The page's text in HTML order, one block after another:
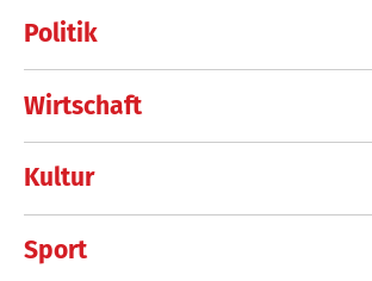
Politik
Wirtschaft
Kultur
Sport